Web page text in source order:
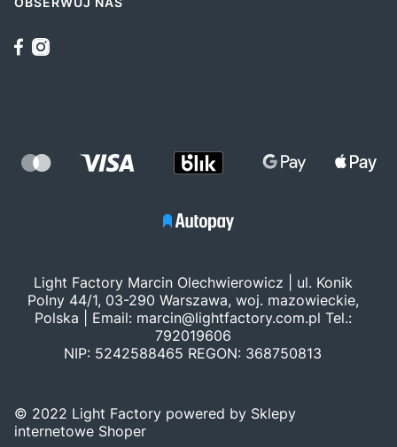
Light Factory Marcin Olechwierowicz | ul. Konik
Polny 44/1, 03-290 Warszawa, woj. mazowieckie,
Polska | Email: marcin@lightfactory.com.pl Tel.:
792019606
NIP: 5242588465 REGON: 368750813
© 2022 Light Factory powered by Sklepy
internetowe Shoper